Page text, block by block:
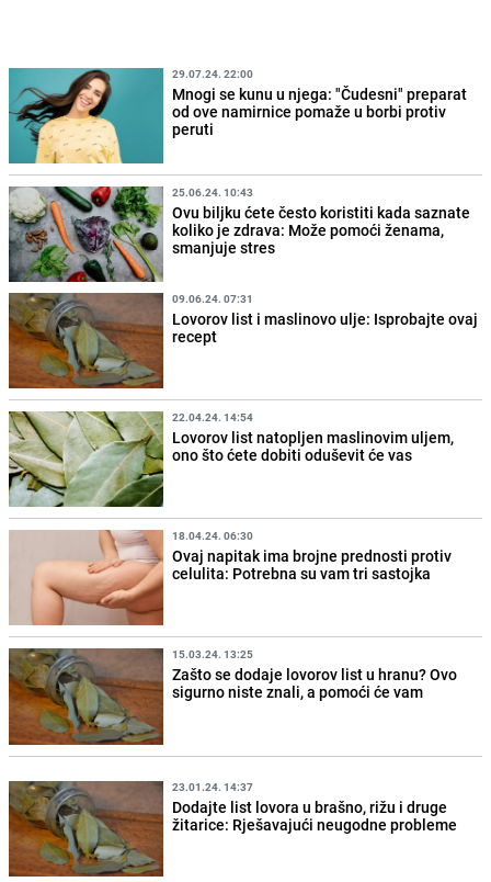
29.07.24. 22:00
Mnogi se kunu u njega: "Čudesni" preparat
od ove namirnice pomaže u borbi protiv
peruti
25.06.24. 10:43
Ovu biljku ćete često koristiti kada saznate
koliko je zdrava: Može pomoći ženama,
smanjuje stres
09.06.24. 07:31
Lovorov list i maslinovo ulje: Isprobajte ovaj
recept
22.04.24. 14:54
Lovorov list natopljen maslinovim uljem,
ono što ćete dobiti oduševit će vas
18.04.24. 06:30
Ovaj napitak ima brojne prednosti protiv
celulita: Potrebna su vam tri sastojka
15.03.24. 13:25
Zašto se dodaje lovorov list u hranu? Ovo
sigurno niste znali, a pomoći će vam
23.01.24. 14:37
Dodajte list lovora u brašno, rižu i druge
žitarice: Rješavajući neugodne probleme